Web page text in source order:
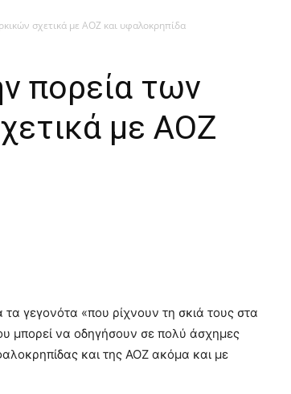
σχετικά με ΑΟΖ και υφαλοκρηπίδα
πορεία των
με ΑΟΖ
γεγονότα «που ρίχνουν τη σκιά τους στα
μπορεί να οδηγήσουν σε πολύ άσχημες
και της ΑΟΖ ακόμα και με